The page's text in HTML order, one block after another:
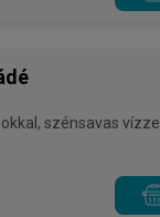
szénsavas vízzel